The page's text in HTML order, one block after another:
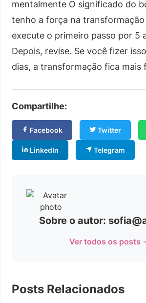
mentalmente O significado do
tenho a força na transformação
execute o primeiro passo por 5
Depois, revise. Se você fizer
dias, a transformação fica mais
Compartilhe:
Facebook Twitter
LinkedIn Telegram
Sobre o autor:
Ver todos os posts
Posts Relacionados